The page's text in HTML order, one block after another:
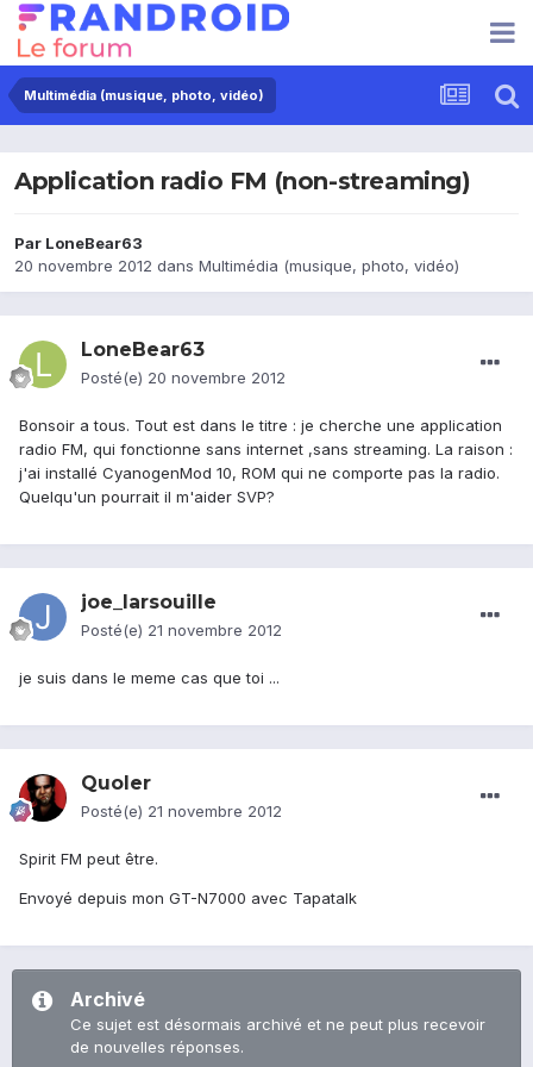
Multimédia (musique, photo, vidéo)
Application radio FM (non-streaming)
Par LoneBear63
20 novembre 2012 dans Multimédia (musique, photo, vidéo)
LoneBear63
Posté(e) 20 novembre 2012
Bonsoir a tous. Tout est dans le titre : je cherche une application
radio FM, qui fonctionne sans internet ,sans streaming. La raison :
j'ai installé CyanogenMod 10, ROM qui ne comporte pas la radio.
Quelqu'un pourrait il m'aider SVP?
joe_larsouille
Posté(e) 21 novembre 2012
je suis dans le meme cas que toi ...
Quoler
Posté(e) 21 novembre 2012
Spirit FM peut être.
Envoyé depuis mon GT-N7000 avec Tapatalk
Archivé
Ce sujet est désormais archivé et ne peut plus recevoir
de nouvelles réponses.